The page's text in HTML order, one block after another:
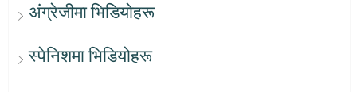
अंग्रेजीमा भिडियोहरू
स्पेनिशमा भिडियोहरू